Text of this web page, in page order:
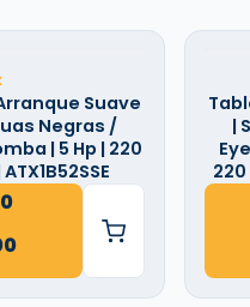
Suave
Negras /
| 5 Hp | 220
|
220